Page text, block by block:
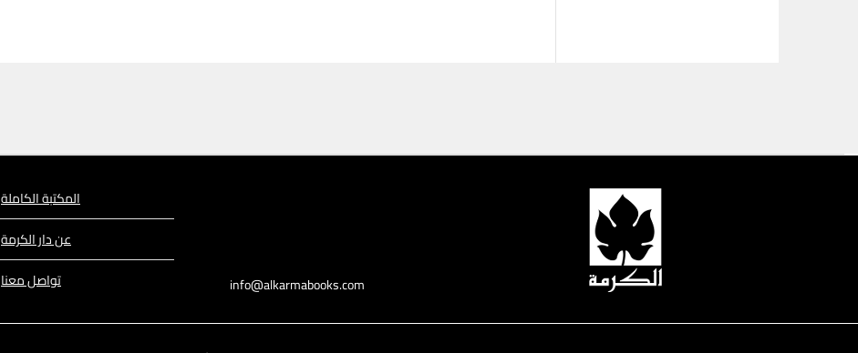
info@alkarmabooks.com
المكتبة الكاملة
عن دار الكرمة
تواصل معنا